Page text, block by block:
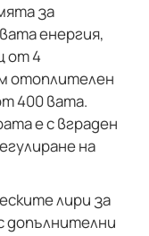
за
енергия,
от 4
отоплителен
400 вата.
е с вграден
на
лири за
допълнителни